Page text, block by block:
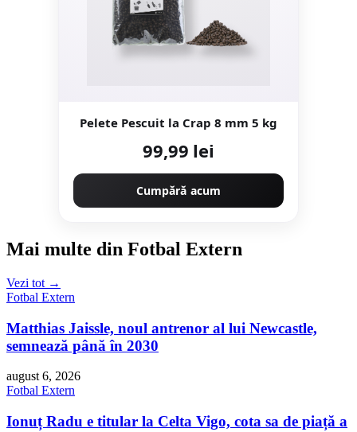
Pelete Pescuit la Crap 8 mm 5 kg
99,99 lei
Cumpără acum
Mai multe din Fotbal Extern
Vezi tot →
Fotbal Extern
Matthias Jaissle, noul antrenor al lui Newcastle,
semnează până în 2030
august 6, 2026
Fotbal Extern
Ionuț Radu e titular la Celta Vigo, cota sa de piață a